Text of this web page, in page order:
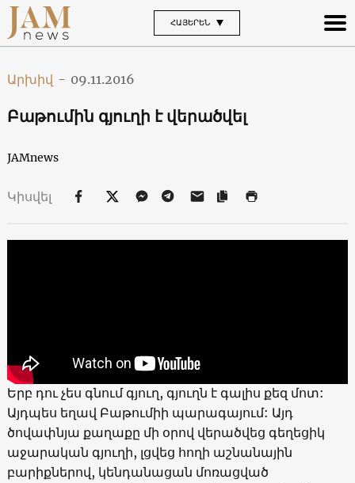
ՀԱՅԵՐԵՆ
Արխիվ - 09.11.2016
Բաթումին գյուղի է վերածվել
JAMnews
Կիսվել
Երբ դու չես գնում գյուղ, գյուղն է գալիս քեզ մոտ:
Այդպես եղավ Բաթումիի պարագայում: Այդ
ծովափնյա քաղաքը մի օրով վերածվեց գեղեցիկ
աջարական գյուղի, լցվեց հողի աշնանային
բարիքներով, կենդանացան մոռացված